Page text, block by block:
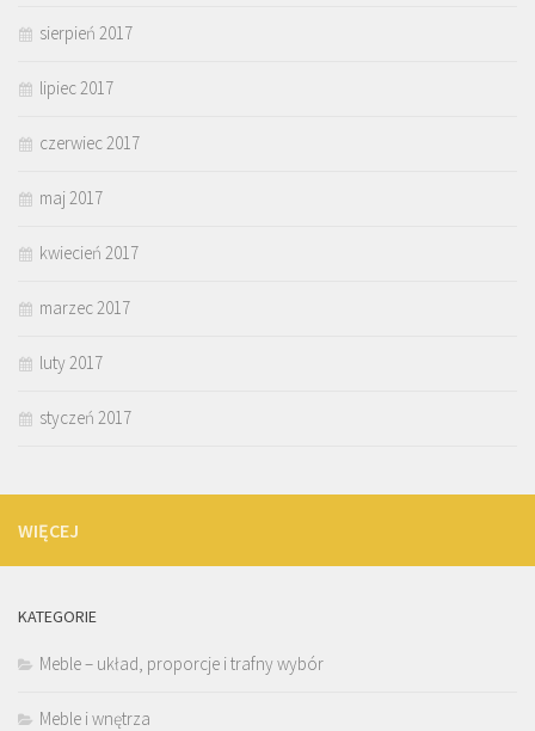
sierpień 2017
lipiec 2017
czerwiec 2017
maj 2017
kwiecień 2017
marzec 2017
luty 2017
styczeń 2017
WIĘCEJ
KATEGORIE
Meble – układ, proporcje i trafny wybór
Meble i wnętrza